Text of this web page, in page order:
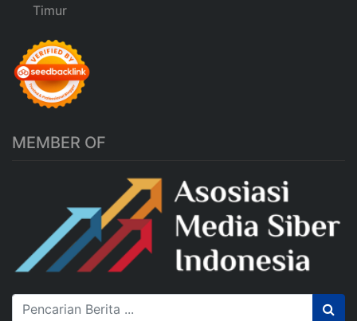
Timur
MEMBER OF